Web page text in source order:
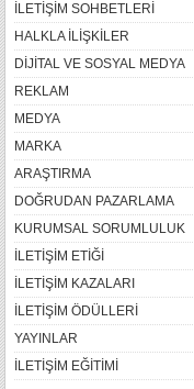
İLETİŞİM SOHBETLERİ
HALKLA İLİŞKİLER
DİJİTAL VE SOSYAL MEDYA
REKLAM
MEDYA
MARKA
ARAŞTIRMA
DOĞRUDAN PAZARLAMA
KURUMSAL SORUMLULUK
İLETİŞİM ETİĞİ
İLETİŞİM KAZALARI
İLETİŞİM ÖDÜLLERİ
YAYINLAR
İLETİŞİM EĞİTİMİ